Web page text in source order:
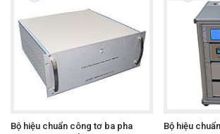
Bộ hiệu chuẩn công tơ ba pha
Bộ hiệu